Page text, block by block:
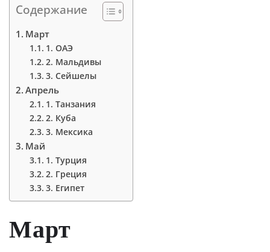
Содержание
Март
1. ОАЭ
2. Мальдивы
3. Сейшелы
Апрель
1. Танзания
2. Куба
3. Мексика
Май
1. Турция
2. Греция
3. Египет
Март